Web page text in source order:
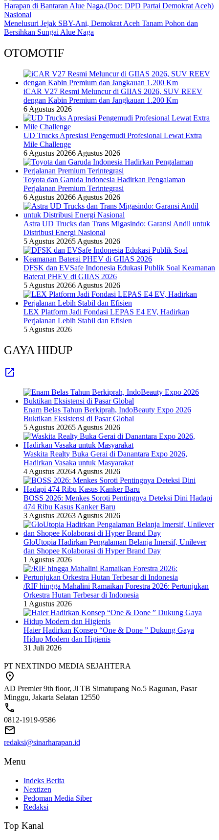
Nasional
Menelusuri Jejak SBY-Ani, Demokrat Aceh Tanam Pohon dan
Bersihkan Sungai Alue Naga
OTOMOTIF
iCAR V27 Resmi Meluncur di GIIAS 2026, SUV REEV
dengan Kabin Premium dan Jangkauan 1.200 Km
6 Agustus 2026
UD Trucks Apresiasi Pengemudi Profesional Lewat Extra
Mile Challenge
6 Agustus 20266 Agustus 2026
Toyota dan Garuda Indonesia Hadirkan Pengalaman
Perjalanan Premium Terintegrasi
6 Agustus 20266 Agustus 2026
Astra UD Trucks dan Trans Migasindo: Garansi Andil untuk
Distribusi Energi Nasional
5 Agustus 20265 Agustus 2026
DFSK dan EVSafe Indonesia Edukasi Publik Soal Keamanan
Baterai PHEV di GIIAS 2026
5 Agustus 20266 Agustus 2026
LEX Platform Jadi Fondasi LEPAS E4 EV, Hadirkan
Perjalanan Lebih Stabil dan Efisien
5 Agustus 2026
GAYA HIDUP
Enam Belas Tahun Berkiprah, IndoBeauty Expo 2026
Buktikan Eksistensi di Pasar Global
5 Agustus 20265 Agustus 2026
Waskita Realty Buka Gerai di Danantara Expo 2026,
Hadirkan Vasaka untuk Masyarakat
4 Agustus 20264 Agustus 2026
BOSS 2026: Menkes Soroti Pentingnya Deteksi Dini Hadapi
474 Ribu Kasus Kanker Baru
3 Agustus 20263 Agustus 2026
GloUtopia Hadirkan Pengalaman Belanja Imersif, Unilever
dan Shopee Kolaborasi di Hyper Brand Day
1 Agustus 2026
/RIF hingga Mahalini Ramaikan Forestra 2026: Pertunjukan
Orkestra Hutan Terbesar di Indonesia
1 Agustus 2026
Haier Hadirkan Konsep “One & Done ” Dukung Gaya
Hidup Modern dan Higienis
31 Juli 2026
PT NEXTINDO MEDIA SEJAHTERA
AD Premier 9th floor, Jl TB Simatupang No.5 Ragunan, Pasar
Minggu, Jakarta Selatan 12550
0812-1919-9586
redaksi@sinarharapan.id
Menu
Indeks Berita
Nextizen
Pedoman Media Siber
Redaksi
Top Kanal